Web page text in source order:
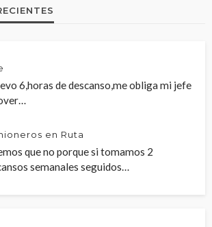
6,horas de descanso,me obliga mi jefe
en Ruta
que no porque si tomamos 2
semanales seguidos…